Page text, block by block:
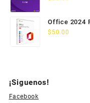
Office 2024
Permanente
$ 50.00
¡Siguenos!
Facebook